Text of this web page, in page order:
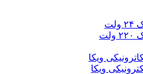
ویکا
ویکا